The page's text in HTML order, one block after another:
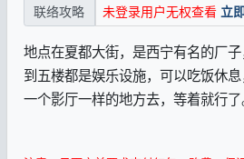
联络攻略 未登录用户无权查看 立
地点在夏都大街，是西宁有名的厂
到五楼都是娱乐设施，可以吃饭休
一个影厅一样的地方去，等着就行了